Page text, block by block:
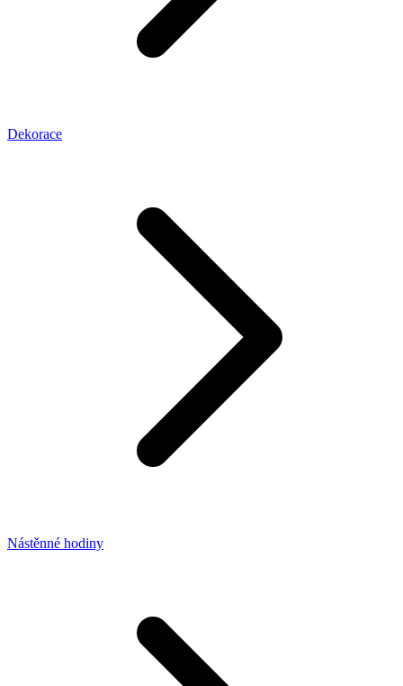
Dekorace
Nástěnné hodiny